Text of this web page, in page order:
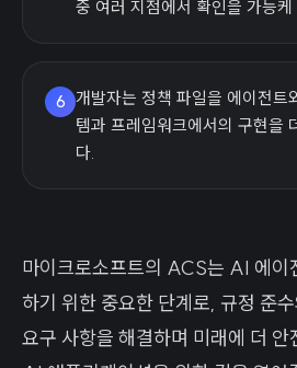
중 여러 지점에서 확인을 가능케
6 개발자는 정책 파일을 에이전트
템과 프레임워크에서의 구현을
다.
마이크로소프트의 ACS는 AI 에이
하기 위한 중요한 단계로, 규정 준
요구 사항을 해결하며 미래에 더 안